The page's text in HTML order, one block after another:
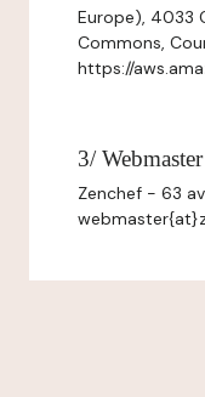
Europe), 4033
Commons,
https://
3/ Webmaster
Zenchef - 63